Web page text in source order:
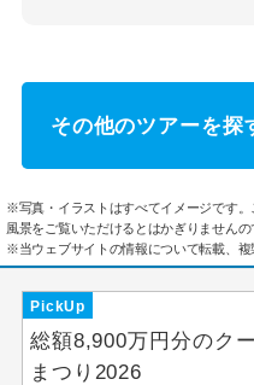
その他のツアーを探
※写真・イラストはすべてイメージです
風景をご覧いただけるとはかぎりませんの
※当ウェブサイトの情報について転載、複
PickUp
総額8,900万円分のク
まつり2026